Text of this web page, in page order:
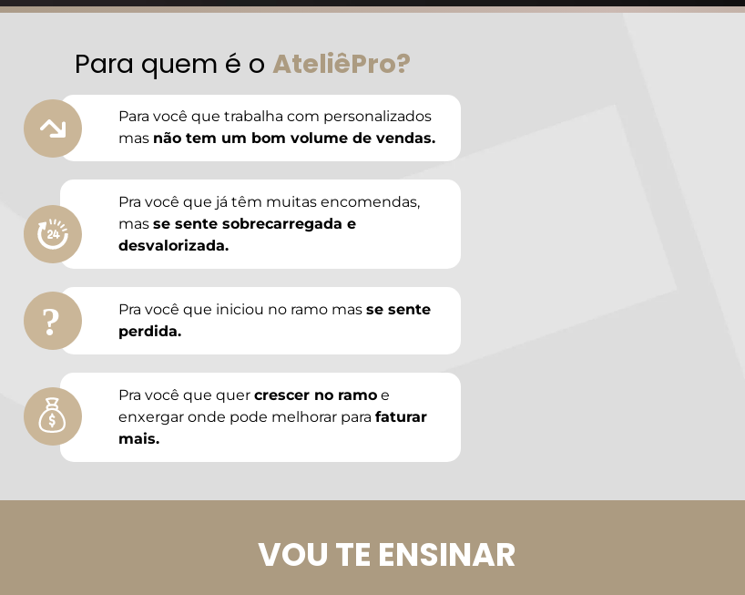
Para quem é o AteliêPro?
Para você que trabalha com personalizados
mas não tem um bom volume de vendas.
Pra você que já têm muitas encomendas,
mas se sente sobrecarregada e
desvalorizada.
? Pra você que iniciou no ramo mas se sente
perdida.
Pra você que quer crescer no ramo e
enxergar onde pode melhorar para faturar
mais.
VOU TE ENSINAR